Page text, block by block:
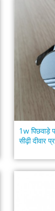
1w
सीढ़ी